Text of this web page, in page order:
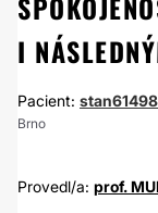
I
Pacient:
Brno
Provedl/a: prof.